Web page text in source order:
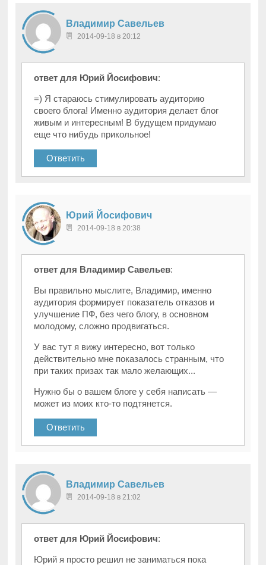
Владимир Савельев
2014-09-18 в 20:12
ответ для Юрий Йосифович:
=) Я стараюсь стимулировать аудиторию
своего блога! Именно аудитория делает блог
живым и интересным! В будущем придумаю
еще что нибудь прикольное!
Ответить
Юрий Йосифович
2014-09-18 в 20:38
ответ для Владимир Савельев:
Вы правильно мыслите, Владимир, именно
аудитория формирует показатель отказов и
улучшение ПФ, без чего блогу, в основном
молодому, сложно продвигаться.
У вас тут я вижу интересно, вот только
действительно мне показалось странным, что
при таких призах так мало желающих...
Нужно бы о вашем блоге у себя написать —
может из моих кто-то подтянется.
Ответить
Владимир Савельев
2014-09-18 в 21:02
ответ для Юрий Йосифович:
Юрий я просто решил не заниматься пока